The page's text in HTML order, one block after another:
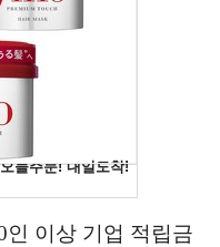
인 이상 기업 적립금